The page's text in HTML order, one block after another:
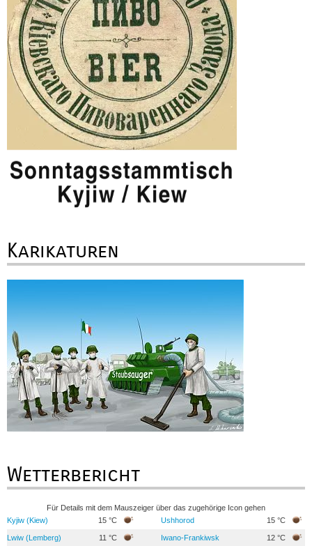
Karikaturen
Wetterbericht
Für Details mit dem Mauszeiger über das zugehörige Icon gehen
Kyjiw (Kiew)
15 °C Ushhorod 15 °C
Lwiw (Lemberg) 11 °C Iwano-Frankiwsk 12 °C